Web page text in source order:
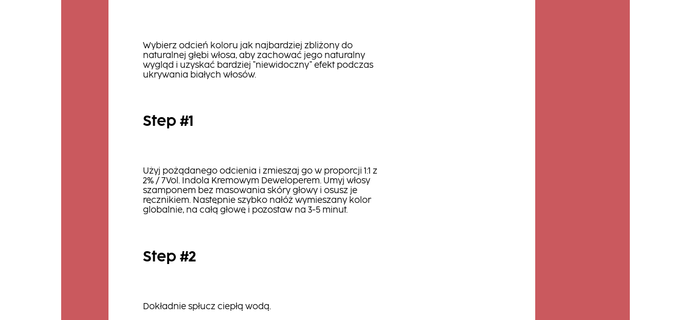
Wybierz odcień koloru jak najbardziej zbliżony do
naturalnej głębi włosa, aby zachować jego naturalny
wygląd i uzyskać bardziej "niewidoczny" efekt podczas
ukrywania białych włosów.
Step #1
Użyj pożądanego odcienia i zmieszaj go w proporcji 1:1 z
2% / 7Vol. Indola Kremowym Deweloperem. Umyj włosy
szamponem bez masowania skóry głowy i osusz je
ręcznikiem. Następnie szybko nałóż wymieszany kolor
globalnie, na całą głowę i pozostaw na 3-5 minut.
Step #2
Dokładnie spłucz ciepłą wodą.